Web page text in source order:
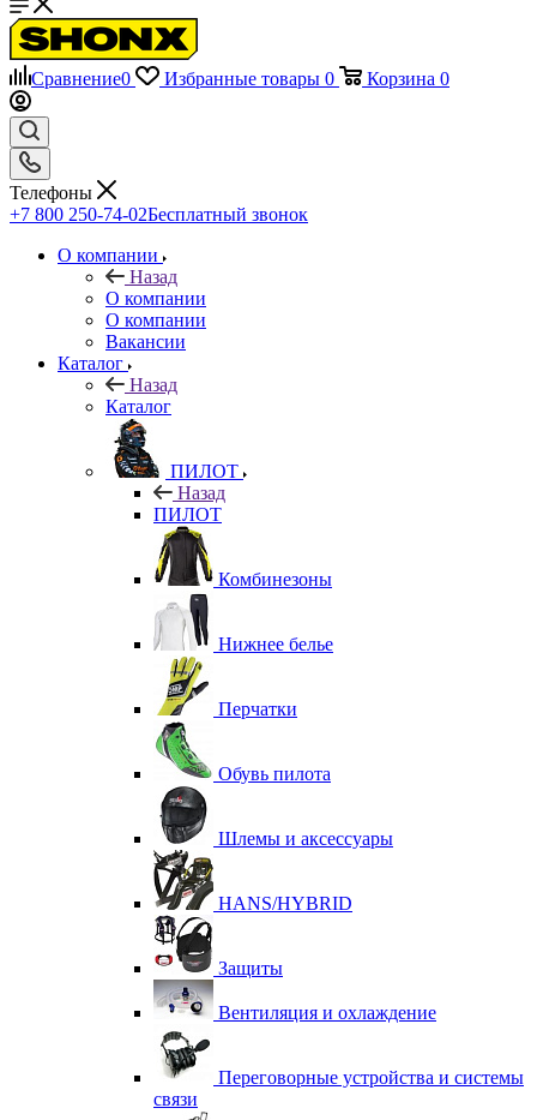
Сравнение0 Избранные товары 0 Корзина 0
Телефоны
+7 800 250-74-02Бесплатный звонок
О компании
Назад
О компании
О компании
Вакансии
Каталог
Назад
Каталог
ПИЛОТ
Назад
ПИЛОТ
Комбинезоны
Нижнее белье
Перчатки
Обувь пилота
Шлемы и аксессуары
HANS/HYBRID
Защиты
Вентиляция и охлаждение
Переговорные устройства и системы
связи